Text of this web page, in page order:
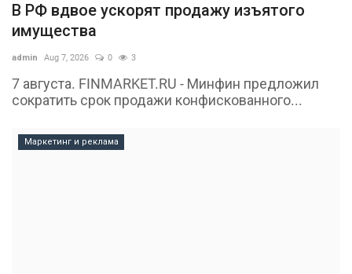
В РФ вдвое ускорят продажу изъятого
имущества
admin Aug 7, 2026 0 3
7 августа. FINMARKET.RU - Минфин предложил
сократить срок продажи конфискованного...
Маркетинг и реклама